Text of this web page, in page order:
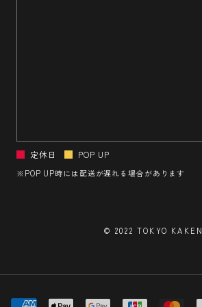
定休日 POP UP
※POP UP時には配送が遅れる場合があります
© 2022 TOKYO KAKEN